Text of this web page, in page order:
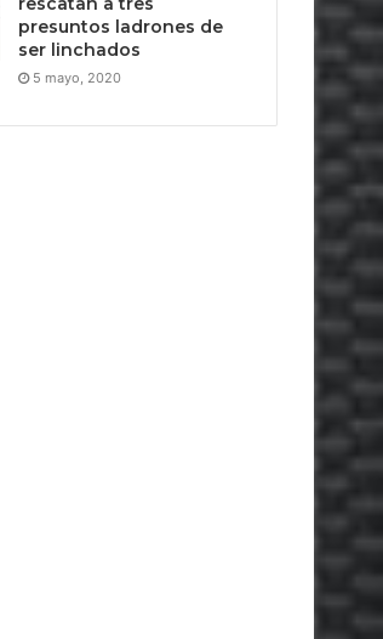
presuntos ladrones de
ser linchados
5 mayo, 2020